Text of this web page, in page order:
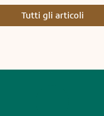
Tutti gli articoli